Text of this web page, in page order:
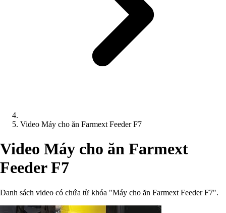
Video Máy cho ăn Farmext Feeder F7
Video Máy cho ăn Farmext
Feeder F7
Danh sách video có chứa từ khóa "Máy cho ăn Farmext Feeder F7".